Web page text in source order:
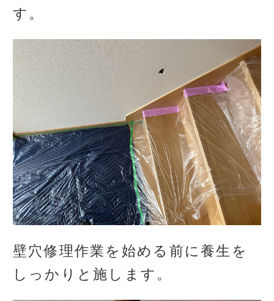
す。
壁穴修理作業を始める前に養生を
しっかりと施します。